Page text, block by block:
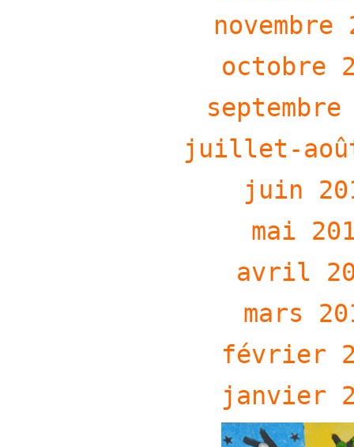
novembre
octobre
septembre
juillet-
juin
mai
avril
mars
février
janvier